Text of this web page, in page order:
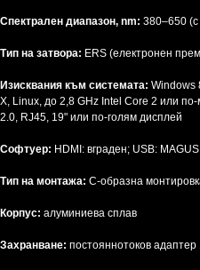
Спектрален диапазон, nm: 380–650
Тип на затвора: ERS (електронен
Изисквания към системата: Windows
X, Linux, до 2,8 GHz Intel Core 2 или
2.0, RJ45, 19" или по-голям дисплей
Софтуер: HDMI: вграден; USB:
Тип на монтажа: C-образна
Корпус: алуминиева сплав
Захранване: постояннотоков адаптер